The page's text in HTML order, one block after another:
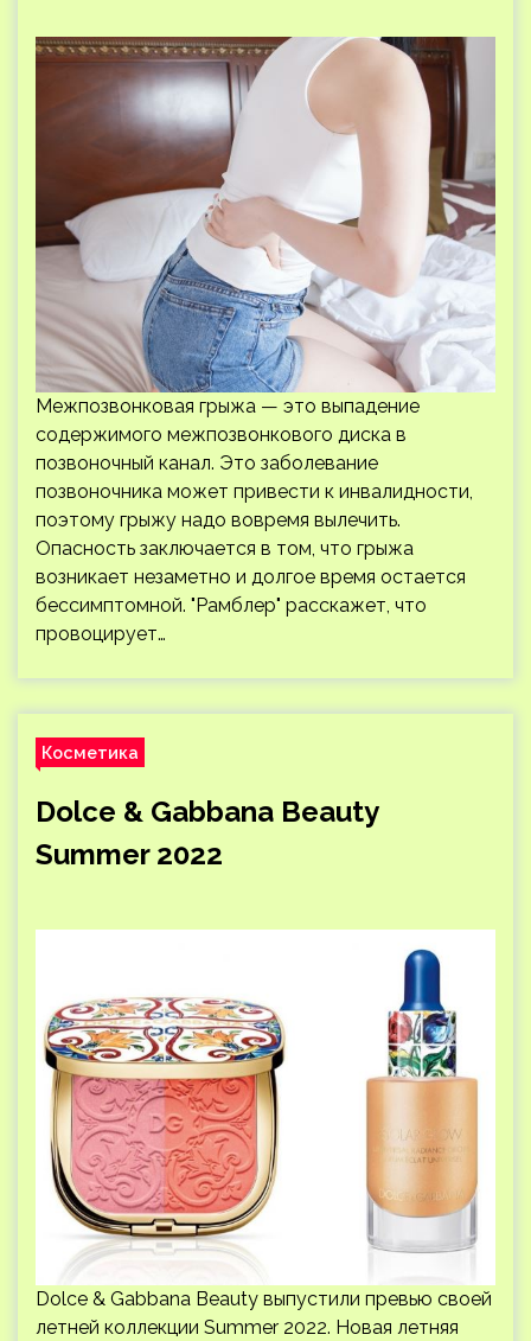
Межпозвонковая грыжа — это выпадение
содержимого межпозвонкового диска в
позвоночный канал. Это заболевание
позвоночника может привести к инвалидности,
поэтому грыжу надо вовремя вылечить.
Опасность заключается в том, что грыжа
возникает незаметно и долгое время остается
бессимптомной. "Рамблер" расскажет, что
провоцирует…
Косметика
Dolce & Gabbana Beauty
Summer 2022
Dolce & Gabbana Beauty выпустили превью своей
летней коллекции Summer 2022. Новая летняя